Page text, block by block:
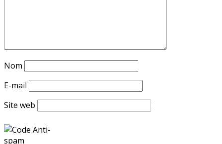
Nom
E-mail
Site web